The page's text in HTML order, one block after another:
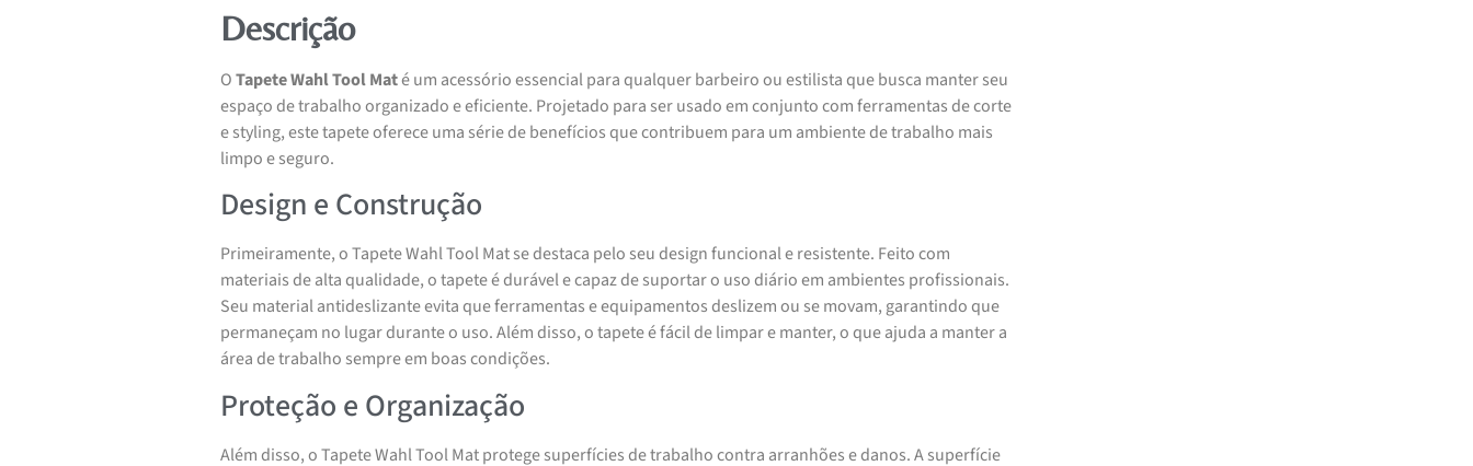
Descrição
OTapete Wahl Tool Maté um acessório essencial para qualquer barbeiro ou estilista que busca manter seu
espaço de trabalho organizado e eficiente. Projetado para ser usado em conjunto com ferramentas de corte
e styling, este tapete oferece uma série de benefícios que contribuem para um ambiente de trabalho mais
limpo e seguro.
Design e Construção
Primeiramente, o Tapete Wahl Tool Mat se destaca pelo seu design funcional e resistente. Feito com
materiais de alta qualidade, o tapete é durável e capaz de suportar o uso diário em ambientes profissionais.
Seu material antideslizante evita que ferramentas e equipamentos deslizem ou se movam, garantindo que
permaneçam no lugar durante o uso. Além disso, o tapete é fácil de limpar e manter, o que ajuda a manter a
área de trabalho sempre em boas condições.
Proteção e Organização
Além disso, o Tapete Wahl Tool Mat protege superfícies de trabalho contra arranhões e danos. A superfície